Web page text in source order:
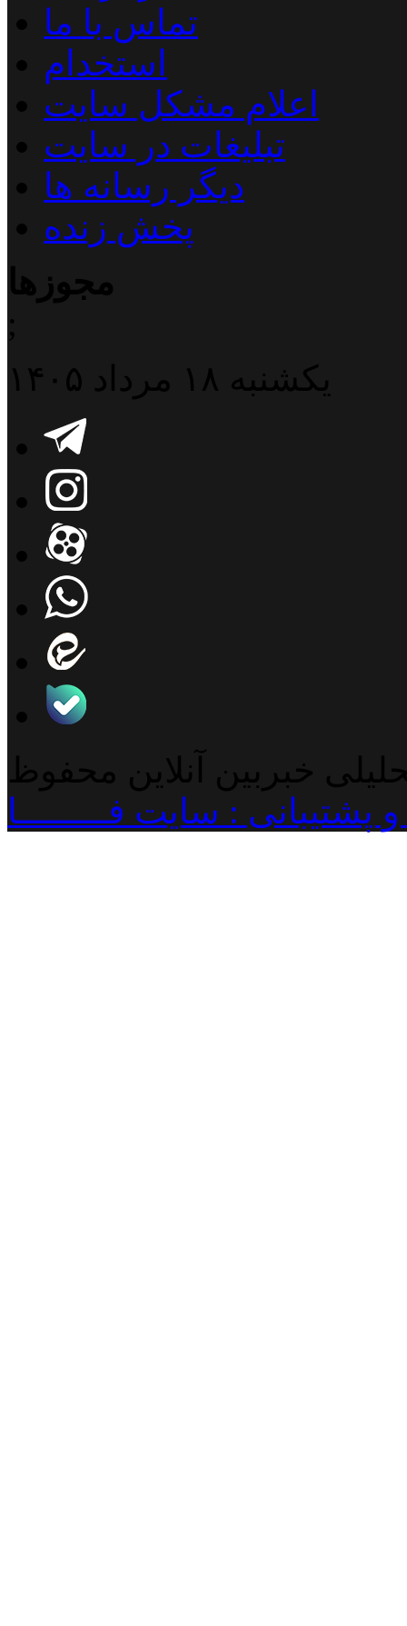
تماس با ما
استخدام
اعلام مشکل سایت
تبلیغات در سایت
دیگر رسانه ها
پخش زنده
مجوزها
;
یکشنبه ۱۸ مرداد ۱۴۰۵
خبربین آنلاین محفوظ
: سایت فـــــــــا